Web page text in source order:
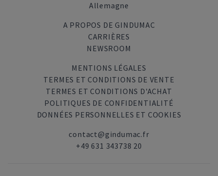
Allemagne
A PROPOS DE GINDUMAC
CARRIÈRES
NEWSROOM
MENTIONS LÉGALES
TERMES ET CONDITIONS DE VENTE
TERMES ET CONDITIONS D'ACHAT
POLITIQUES DE CONFIDENTIALITÉ
DONNÉES PERSONNELLES ET COOKIES
contact@gindumac.fr
+49 631 343738 20